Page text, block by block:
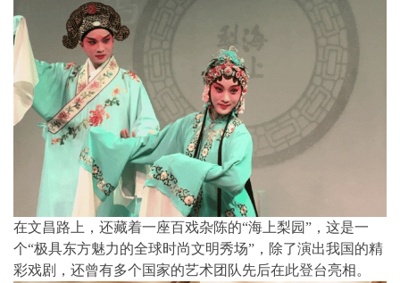
在文昌路上，还藏着一座百戏杂陈的“海上梨园”，这是一
个“极具东方魅力的全球时尚文明秀场”，除了演出我国的精
彩戏剧，还曾有多个国家的艺术团队先后在此登台亮相。